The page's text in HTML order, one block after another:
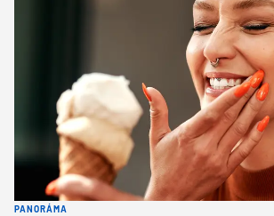
PANORÁMA